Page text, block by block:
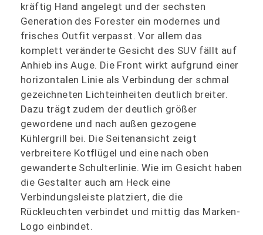
kräftig Hand angelegt und der sechsten
Generation des Forester ein modernes und
frisches Outfit verpasst. Vor allem das
komplett veränderte Gesicht des SUV fällt auf
Anhieb ins Auge. Die Front wirkt aufgrund einer
horizontalen Linie als Verbindung der schmal
gezeichneten Lichteinheiten deutlich breiter.
Dazu trägt zudem der deutlich größer
gewordene und nach außen gezogene
Kühlergrill bei. Die Seitenansicht zeigt
verbreitere Kotflügel und eine nach oben
gewanderte Schulterlinie. Wie im Gesicht haben
die Gestalter auch am Heck eine
Verbindungsleiste platziert, die die
Rückleuchten verbindet und mittig das Marken-
Logo einbindet.